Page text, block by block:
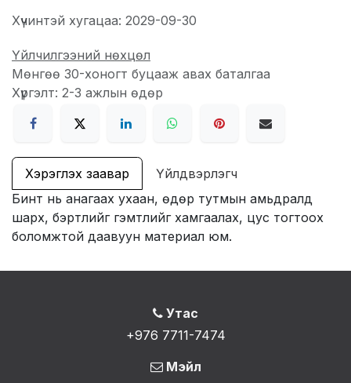
Хүчинтэй хугацаа: 2029-09-30
Үйлчилгээний нөхцөл
Мөнгөө 30-хоногт буцааж авах баталгаа
Хүргэлт: 2-3 ажлын өдөр
Хэрэглэх заавар
Үйлдвэрлэгч
Бинт нь анагаах ухаан, өдөр тутмын амьдралд
шарх, бэртлийг гэмтлийг хамгаалах, цус тогтоох
боломжтой даавуун материал юм.
Утас
+976 7711-7474
Мэйл